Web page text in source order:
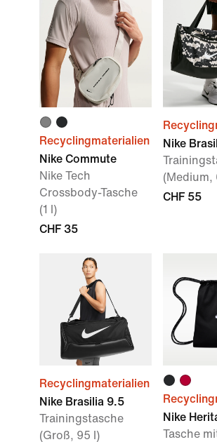
Recyclingmaterialien
Nike Commute
Nike Tech
Crossbody-Tasche
(1 l)
CHF 35
Nike
(Medium,
CHF 55
Recyclingmaterialien
Nike Brasilia 9.5
Trainingstasche
(Groß, 95 l)
Nike
Tasche